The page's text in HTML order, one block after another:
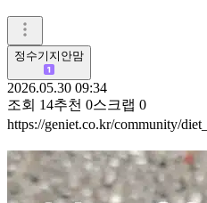
정수기지안맘
2026.05.30 09:34
조회 14추천 0스크랩 0
https://geniet.co.kr/community/